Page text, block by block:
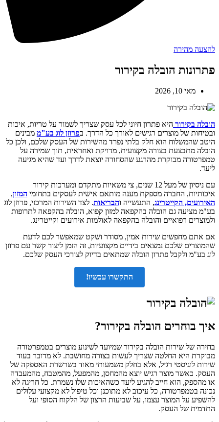
להצעה מהירה
פתרונות הובלה בקירור
מאי 10, 2026
הובלה בקירור היא פתרון חיוני לכל עסק שצריך לשמור על טריות, איכות
ובטיחות של מוצרים רגישים לאורך כל הדרך. בפרוזן לוג בע"מ מבינים
היטב שהמשלוח הוא חלק בלתי נפרד מהשירות של העסק שלכם, ולכן כל
הובלה מתבצעת בצורה מקצועית, מדויקת ואחראית, תוך שמירה על
טמפרטורה מבוקרת מהרגע שהסחורה יוצאת לדרך ועד שהיא מגיעה
ליעד.
עם ניסיון של מעל 12 שנים, צי משאיות מתקדם ומערכות קירור
איכותיות, החברה מספקת מענה מותאם אישית לעסקים בתחומי המזון,
האירועים, הקייטרינג, התעשייה והבריאות. לצד השירות המרכזי, פרוזן לוג
בע"מ מציעה גם הובלה בהקפאה למזון קפוא, הובלה בהקפאה לתרופות
ולמוצרים רפואיים והובלה בהקפאה לאולמות אירועים וקייטרינג.
אם אתם מחפשים שירות אמין, מסודר ושקט שמאפשר לכם לדעת
שהמוצרים שלכם נמצאים בידיים מקצועיות, זה הזמן ליצור קשר עם פרוזן
לוג בע"מ ולקבל פתרון הובלה שמתאים בדיוק לצורכי העסק שלכם.
התקשרו עכשיו!
איך בוחרים הובלה בקירור?
בחירה של שירות הובלה בקירור שמיועד לשינוע מוצרים בטמפרטורה
מבוקרת היא החלטה שצריך לעשות בצורה מחושבת. לא מדובר בעוד
שירות לוגיסטי רגיל, אלא בחלק משמעותי מאוד בשרשרת האספקה של
העסק. כאשר מוצר רגיש יוצא מהמחסן, מהמפעל, מהמטבח, מהמעבדה
או מהספק, הוא חייב להגיע ליעד כשהאיכות שלו נשמרת. כל חריגה לא
נכונה בטמפרטורה, כל עיכוב לא מתוכנן וכל טיפול לא מקצועי עלולים
להשפיע על המוצר עצמו, על שביעות הרצון של הלקוח הסופי ועל
התדמית של העסק.